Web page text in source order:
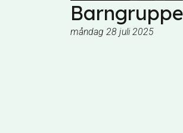
måndag 28 juli 2025